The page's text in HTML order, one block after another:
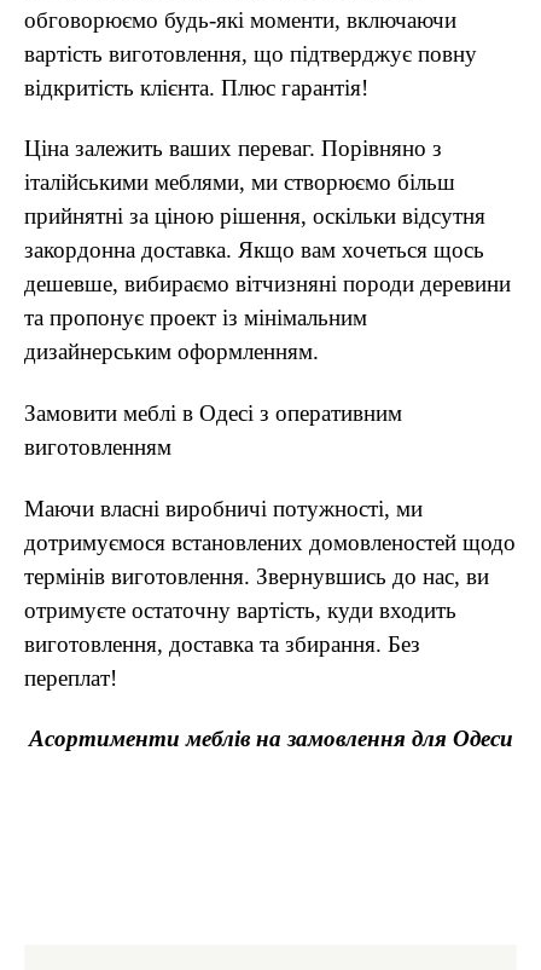
обговорюємо будь-які моменти, включаючи
вартість виготовлення, що підтверджує повну
відкритість клієнта. Плюс гарантія!
Ціна залежить ваших переваг. Порівняно з
італійськими меблями, ми створюємо більш
прийнятні за ціною рішення, оскільки відсутня
закордонна доставка. Якщо вам хочеться щось
дешевше, вибираємо вітчизняні породи деревини
та пропонує проект із мінімальним
дизайнерським оформленням.
Замовити меблі в Одесі з оперативним
виготовленням
Маючи власні виробничі потужності, ми
дотримуємося встановлених домовленостей щодо
термінів виготовлення. Звернувшись до нас, ви
отримуєте остаточну вартість, куди входить
виготовлення, доставка та збирання. Без
переплат!
Асортименти меблів на замовлення для Одеси